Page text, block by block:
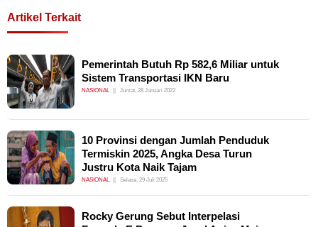
Artikel Terkait
Pemerintah Butuh Rp 582,6 Miliar untuk
Sistem Transportasi IKN Baru
NASIONAL Jumat, 28 Januari 2022
10 Provinsi dengan Jumlah Penduduk
Termiskin 2025, Angka Desa Turun
Justru Kota Naik Tajam
NASIONAL Selasa, 29 Juli 2025
Rocky Gerung Sebut Interpelasi